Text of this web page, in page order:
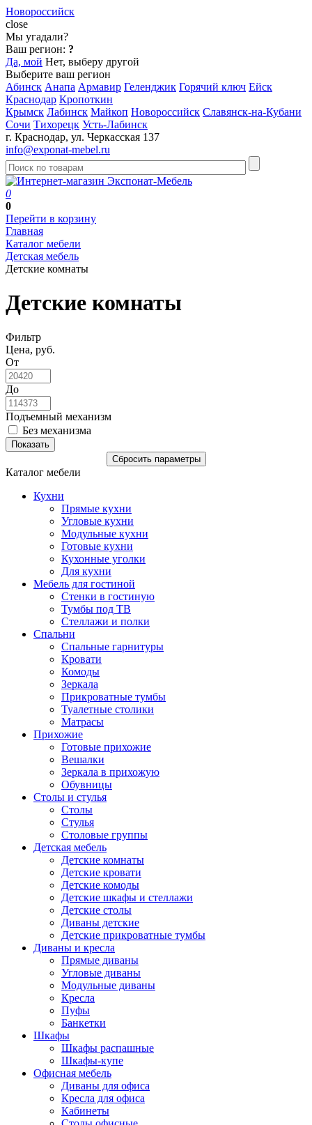
Новороссийск
close
Мы угадали?
Ваш регион: ?
Да, мой Нет, выберу другой
Выберите ваш регион
Абинск Анапа Армавир Геленджик Горячий ключ Ейск
Краснодар Кропоткин
Крымск Лабинск Майкоп Новороссийск Славянск-на-Кубани
Сочи Тихорецк Усть-Лабинск
г. Краснодар, ул. Черкасская 137
info@exponat-mebel.ru
0
0
Перейти в корзину
Главная
Каталог мебели
Детская мебель
Детские комнаты
Детские комнаты
Фильтр
Цена, руб.
От
До
Подъемный механизм
Без механизма
Каталог мебели
Кухни
Прямые кухни
Угловые кухни
Модульные кухни
Готовые кухни
Кухонные уголки
Для кухни
Мебель для гостиной
Стенки в гостиную
Тумбы под ТВ
Стеллажи и полки
Спальни
Спальные гарнитуры
Кровати
Комоды
Зеркала
Прикроватные тумбы
Туалетные столики
Матрасы
Прихожие
Готовые прихожие
Вешалки
Зеркала в прихожую
Обувницы
Столы и стулья
Столы
Стулья
Столовые группы
Детская мебель
Детские комнаты
Детские кровати
Детские комоды
Детские шкафы и стеллажи
Детские столы
Диваны детские
Детские прикроватные тумбы
Диваны и кресла
Прямые диваны
Угловые диваны
Модульные диваны
Кресла
Пуфы
Банкетки
Шкафы
Шкафы распашные
Шкафы-купе
Офисная мебель
Диваны для офиса
Кресла для офиса
Кабинеты